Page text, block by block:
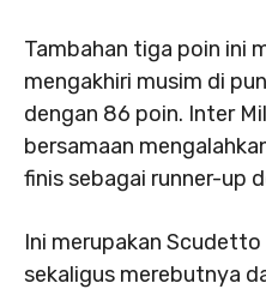
Tambahan tiga poin ini
mengakhiri musim di
dengan 86 poin. Inter
bersamaan
finis sebagai runner-up
Ini merupakan Scudetto
sekaligus merebutnya